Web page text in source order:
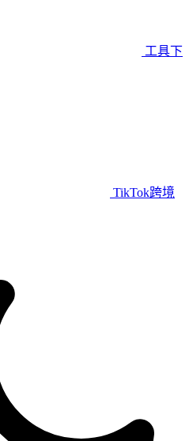
工具下
TikTok跨境